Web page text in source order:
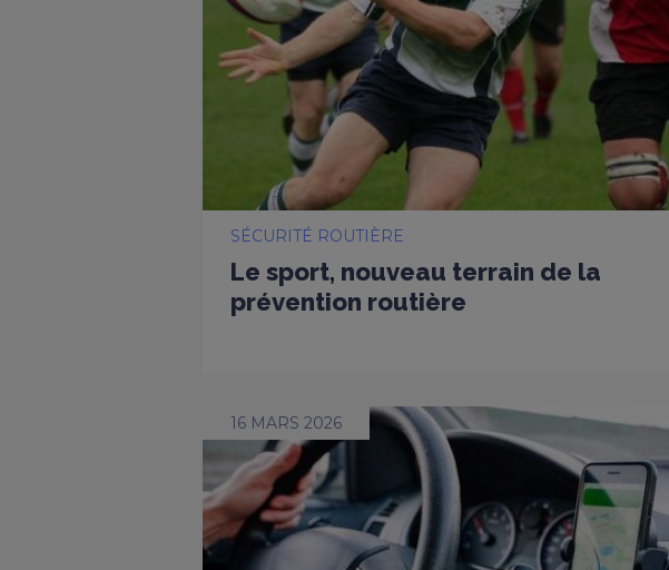
SÉCURITÉ ROUTIÈRE
Le sport, nouveau terrain de la
prévention routière
16 MARS 2026